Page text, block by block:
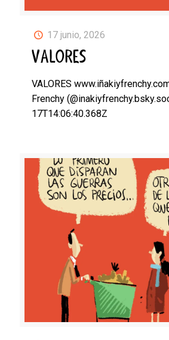
17 junio, 2026
VALORES
VALORES
Frenchy
17T14:06:40.368Z